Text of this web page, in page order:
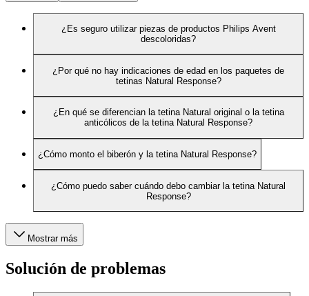
¿Es seguro utilizar piezas de productos Philips Avent
descoloridas?
¿Por qué no hay indicaciones de edad en los paquetes de
tetinas Natural Response?
¿En qué se diferencian la tetina Natural original o la tetina
anticólicos de la tetina Natural Response?
¿Cómo monto el biberón y la tetina Natural Response?
¿Cómo puedo saber cuándo debo cambiar la tetina Natural
Response?
Mostrar más
Solución de problemas